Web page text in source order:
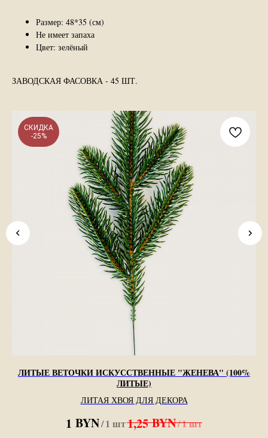
Размер: 48*35 (см)
Не имеет запаха
Цвет: зелёный
ЗАВОДСКАЯ ФАСОВКА - 45 ШТ.
СКИДКА
-25%
ЛИТЫЕ ВЕТОЧКИ ИСКУССТВЕННЫЕ "ЖЕНЕВА" (100%
ЛИТЫЕ)
ЛИТАЯ ХВОЯ ДЛЯ ДЕКОРА
1 BYN/1 шт1,25 BYN/1 шт